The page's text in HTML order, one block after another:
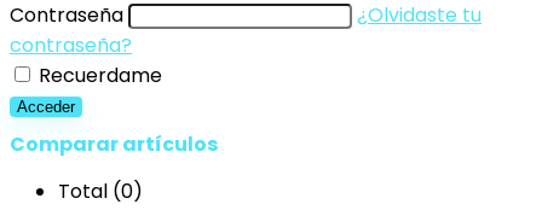
Contraseña
¿Olvidaste tu
contraseña?
Recuerdame
Acceder
Comparar artículos
Total (0)